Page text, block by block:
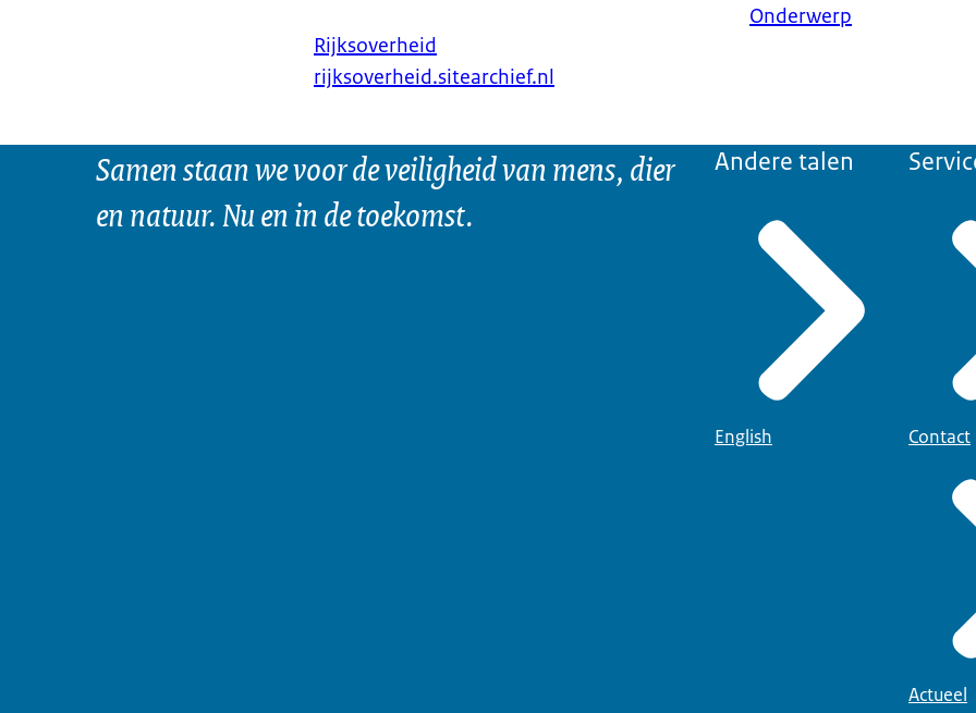
Rijksoverheid
rijksoverheid.sitearchief.nl
Onderwerp
Samen staan we voor de veiligheid van mens, dier
en natuur. Nu en in de toekomst.
Andere talen
English Contact
Actueel